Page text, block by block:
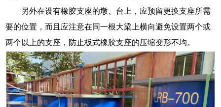
另外在设有橡胶支座的墩、台上，应预留更换支座所需
要的位置，而且应注意在同一根大梁上横向避免设置两个或
两个以上的支座，防止板式橡胶支座的压缩变形不均。